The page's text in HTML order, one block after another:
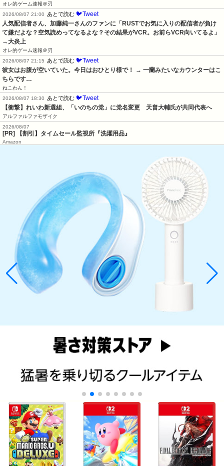
オレ的ゲーム速報＠刃
2026/08/07 21:00
あとで読む 🐦Tweet
人気配信者さん、加藤純一さんのファンに「RUSTでお気に入りの配信者が負け
て嫌だよな？空気読めってなるよな？その結果がVCR。お前らVCR向いてるよ」
→大炎上
オレ的ゲーム速報＠刃
2026/08/07 21:15
あとで読む 🐦Tweet
彼女はお腹が空いていた。今日はおひとり様で！ → 一蘭みたいなカウンターはこ
ちらです…
ねこわん！
2026/08/07 18:30
あとで読む 🐦Tweet
【衝撃】れいわ新選組、「いのちの党」に党名変更　天畠大輔氏が共同代表へ
アルファルファモザイク
2026/08/07
[PR] 【割引】タイムセール監視所『洗濯用品』
Amazon